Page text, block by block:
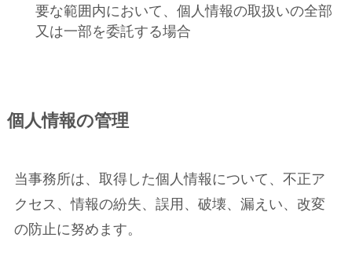
要な範囲内において、個人情報の取扱いの全部
又は一部を委託する場合
個人情報の管理
当事務所は、取得した個人情報について、不正ア
クセス、情報の紛失、誤用、破壊、漏えい、改変
の防止に努めます。